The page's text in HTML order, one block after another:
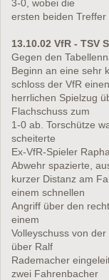
3-0, wobei die
ersten beiden Treffer
13.10.02 VfR - TSV
Gegen den
Beginn an eine sehr
schloss der VfR einen
herrlichen Spielzug
Flachschuss zum
1-0 ab. Torschütze
scheiterte
Ex-VfR-Spieler
Abwehr spazierte,
kurzer Distanz am
einem schnellen
Angriff über den
einem
Volleyschuss von
über Ralf
Rademacher
zwei Fahrenbacher